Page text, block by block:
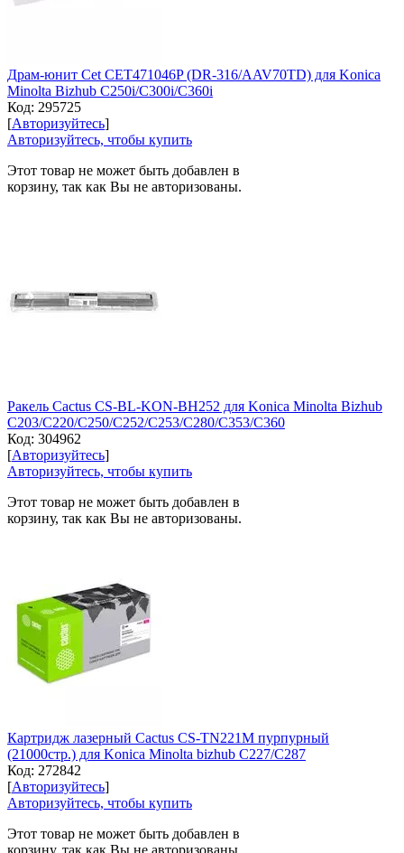
Драм-юнит Cet CET471046P (DR-316/AAV70TD) для Konica
Minolta Bizhub C250i/C300i/C360i
Код: 295725
[Авторизуйтесь]
Авторизуйтесь, чтобы купить
Этот товар не может быть добавлен в
корзину, так как Вы не авторизованы.
Ракель Cactus CS-BL-KON-BH252 для Konica Minolta Bizhub
C203/C220/С250/С252/С253/С280/С353/С360
Код: 304962
[Авторизуйтесь]
Авторизуйтесь, чтобы купить
Этот товар не может быть добавлен в
корзину, так как Вы не авторизованы.
Картридж лазерный Cactus CS-TN221M пурпурный
(21000стр.) для Konica Minolta bizhub C227/C287
Код: 272842
[Авторизуйтесь]
Авторизуйтесь, чтобы купить
Этот товар не может быть добавлен в
корзину, так как Вы не авторизованы.